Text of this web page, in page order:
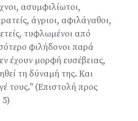
ασυμφιλίωτοι,
άγριοι, αφιλάγαθοι,
τυφλωμένοι από
φιλήδονοι παρά
έχουν μορφή ευσέβειας,
τη δύναμή της. Και
τους." (Επιστολή προς
5)